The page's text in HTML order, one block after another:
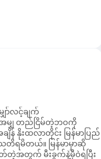
ော်လင့်ချက်
အမျှ တည်ငြိမ်တဲ့ဘဝကို
န် နိုးထလာတိုင်း မြန်မာပြည်
ရမိတယ်။ မြန်မာမှာဆို
တဲ့အတွက် မီးခွက်နဲ့မှီဝဲရပြီး